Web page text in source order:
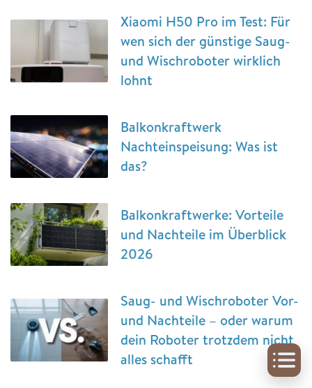
Xiaomi H50 Pro im Test: Für
wen sich der günstige Saug-
und Wischroboter wirklich
lohnt
Balkonkraftwerk
Nachteinspeisung: Was ist
das?
Balkonkraftwerke: Vorteile
und Nachteile im Überblick
2026
Saug- und Wischroboter Vor-
und Nachteile – oder warum
dein Roboter trotzdem nicht
alles schafft